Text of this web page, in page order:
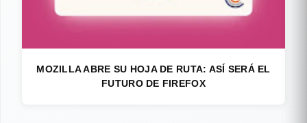
MOZILLA ABRE SU HOJA DE RUTA: ASÍ SERÁ EL
FUTURO DE FIREFOX